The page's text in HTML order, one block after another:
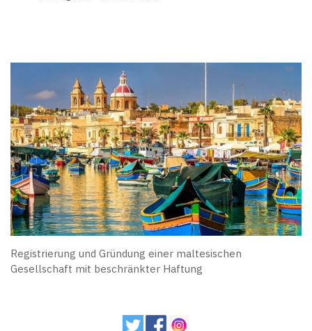
Registrierung und Gründung einer maltesischen
Gesellschaft mit beschränkter Haftung